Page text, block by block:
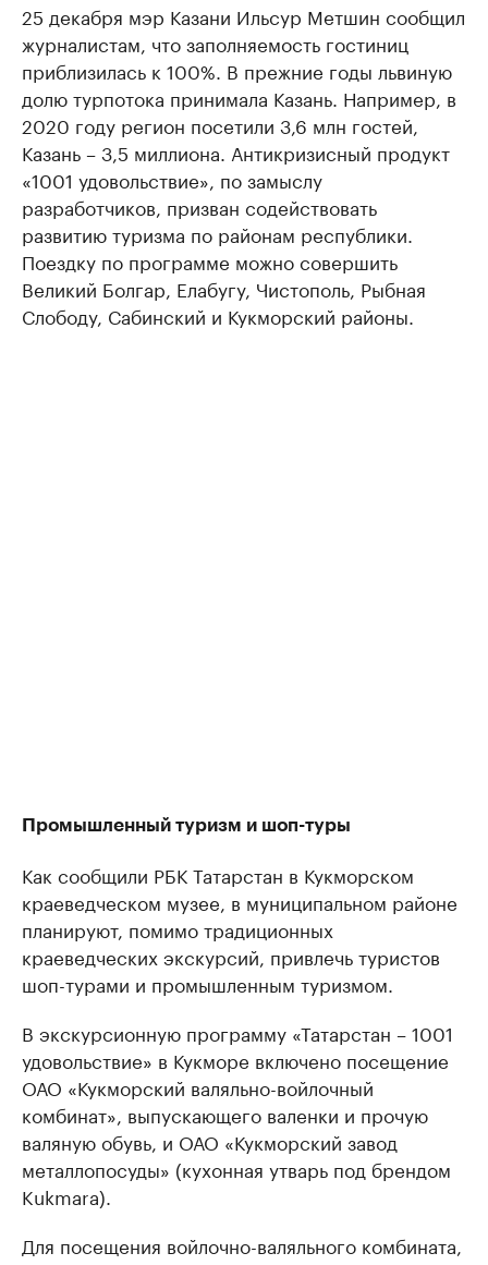
25 декабря мэр Казани Ильсур Метшин сообщил
журналистам, что заполняемость гостиниц
приблизилась к 100%. В прежние годы львиную
долю турпотока принимала Казань. Например, в
2020 году регион посетили 3,6 млн гостей,
Казань – 3,5 миллиона. Антикризисный продукт
«1001 удовольствие», по замыслу
разработчиков, призван содействовать
развитию туризма по районам республики.
Поездку по программе можно совершить
Великий Болгар, Елабугу, Чистополь, Рыбная
Слободу, Сабинский и Кукморский районы.
Промышленный туризм и шоп-туры
Как сообщили РБК Татарстан в Кукморском
краеведческом музее, в муниципальном районе
планируют, помимо традиционных
краеведческих экскурсий, привлечь туристов
шоп-турами и промышленным туризмом.
В экскурсионную программу «Татарстан – 1001
удовольствие» в Кукморе включено посещение
ОАО «Кукморский валяльно-войлочный
комбинат», выпускающего валенки и прочую
валяную обувь, и ОАО «Кукморский завод
металлопосуды» (кухонная утварь под брендом
Kukmara).
Для посещения войлочно-валяльного комбината,